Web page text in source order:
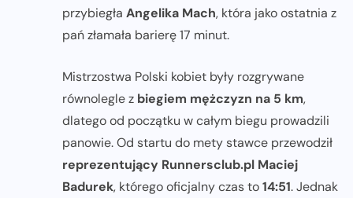
przybiegła Angelika Mach, która jako ostatnia z
pań złamała barierę 17 minut.
Mistrzostwa Polski kobiet były rozgrywane
równolegle z biegiem mężczyzn na 5 km,
dlatego od początku w całym biegu prowadzili
panowie. Od startu do mety stawce przewodził
reprezentujący Runnersclub.pl Maciej
Badurek, którego oficjalny czas to14:51. Jednak